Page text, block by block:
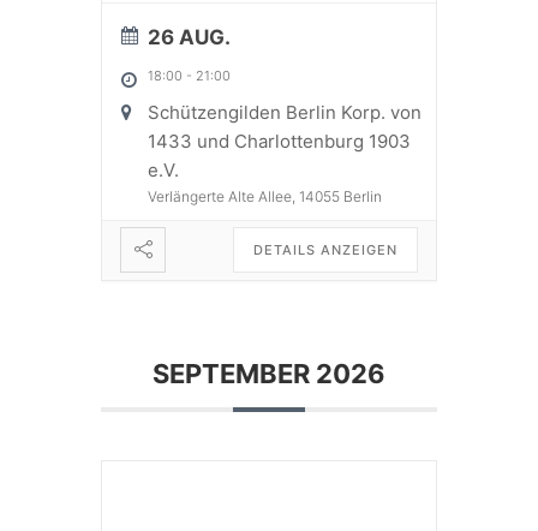
26 AUG.
18:00 - 21:00
Schützengilden Berlin Korp. von
1433 und Charlottenburg 1903
e.V.
Verlängerte Alte Allee, 14055 Berlin
DETAILS ANZEIGEN
SEPTEMBER 2026